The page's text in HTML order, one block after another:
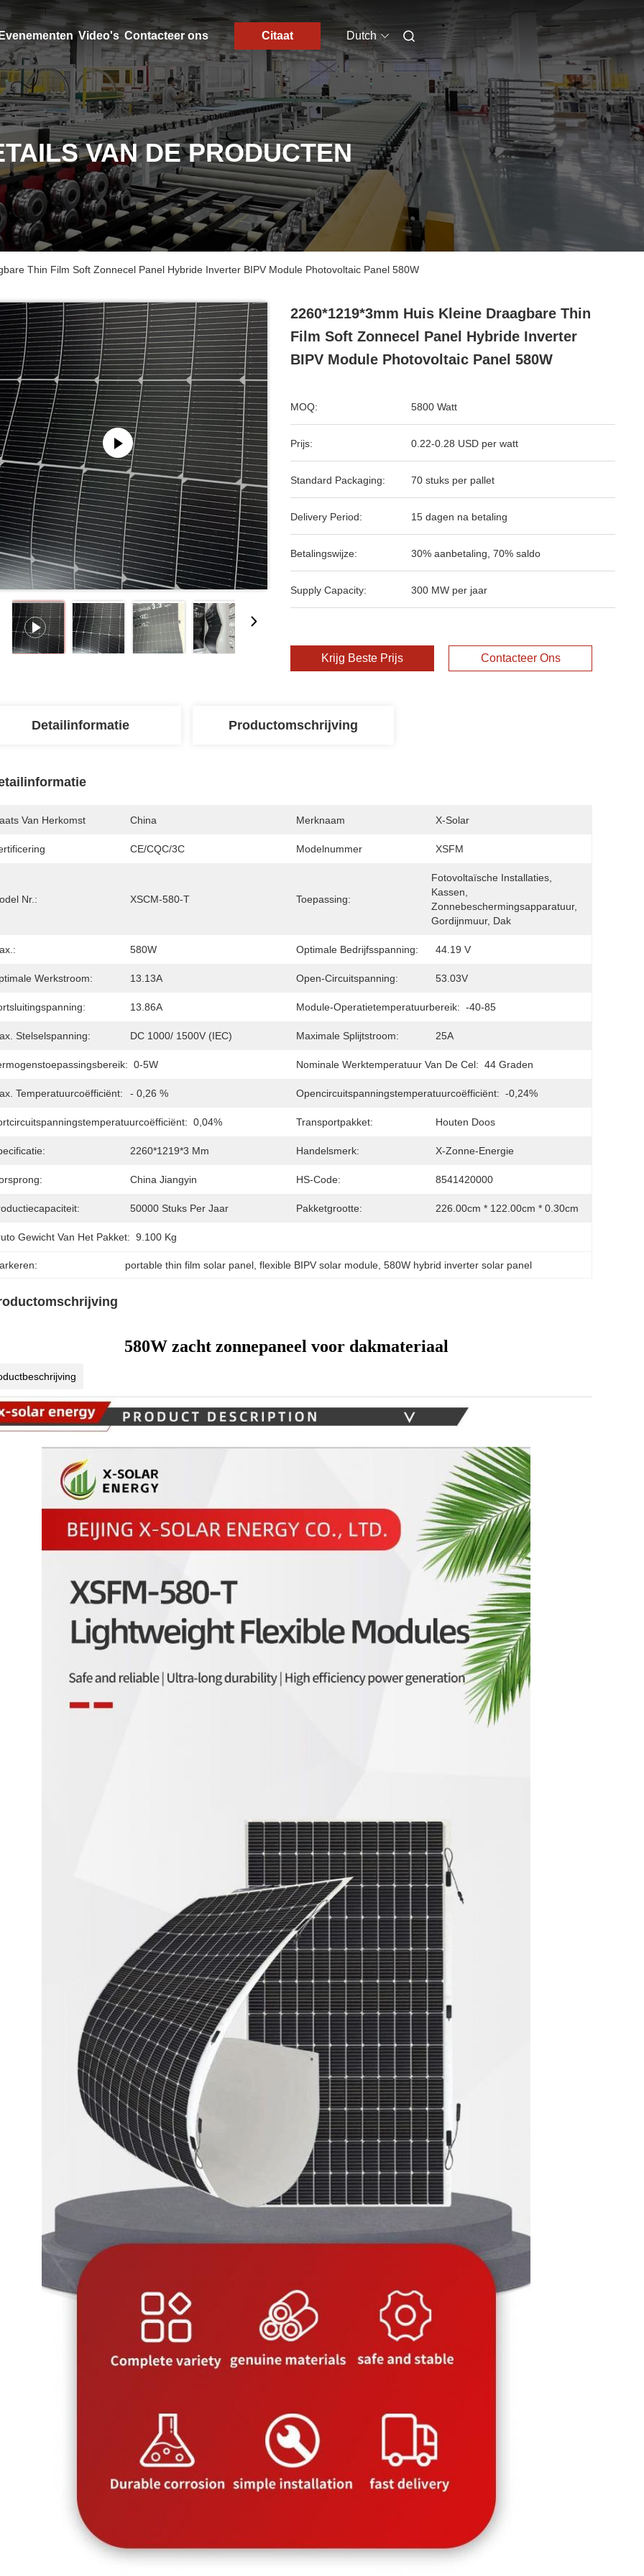
Video's Contacteer ons Citaat Dutch
VAN DE PRODUCTEN
Thin Film Soft Zonnecel Panel Hybride Inverter BIPV Module Photovoltaic Panel 580W
2260*1219*3mm Huis Kleine Draagbare Thin
Film Soft Zonnecel Panel Hybride Inverter
BIPV Module Photovoltaic Panel 580W
MOQ: 5800 Watt
Prijs: 0.22-0.28 USD per watt
Standard Packaging: 70 stuks per pallet
Delivery Period: 15 dagen na betaling
Betalingswijze: 30% aanbetaling, 70% saldo
Supply Capacity: 300 MW per jaar
Krijg Beste Prijs Contacteer Ons
Detailinformatie Productomschrijving
Van Herkomst China Merknaam X-Solar
CE/CQC/3C Modelnummer XSFM
Nr.: XSCM-580-T Toepassing:
Fotovoltaïsche Installaties,
Kassen,
Zonnebeschermingsapparatuur,
Gordijnmuur, Dak
580W Optimale Bedrijfsspanning: 44.19 V
Werkstroom: 13.13A Open-Circuitspanning: 53.03V
13.86A Module-Operatietemperatuurbereik: -40-85
Stelselspanning: DC 1000/ 1500V (IEC) Maximale Splijtstroom: 25A
0-5W Nominale Werktemperatuur Van De Cel: 44 Graden
Temperatuurcoëfficiënt: - 0,26 % Opencircuitspanningstemperatuurcoëfficiënt: -0,24%
0,04% Transportpakket: Houten Doos
2260*1219*3 Mm Handelsmerk: X-Zonne-Energie
China Jiangyin HS-Code: 8541420000
50000 Stuks Per Jaar Pakketgrootte: 226.00cm * 122.00cm * 0.30cm
Gewicht Van Het Pakket: 9.100 Kg
portable thin film solar panel , flexible BIPV solar module , 580W hybrid inverter solar panel
580W zacht zonnepaneel voor dakmateriaal